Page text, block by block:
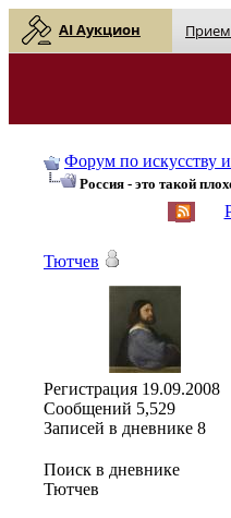
AI Аукцион
Форум по искусству
Россия - это такой
Тютчев
Регистрация 19.09.2008
Сообщений 5,529
Записей в дневнике 8
Поиск в дневнике
Тютчев